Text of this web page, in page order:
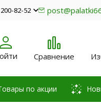
82-52
Сравнение
по акции